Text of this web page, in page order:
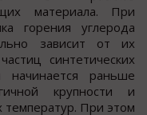
материала. При
горения углерода
зависит от их
синтетических
раньше
крупности и
температур. При этом